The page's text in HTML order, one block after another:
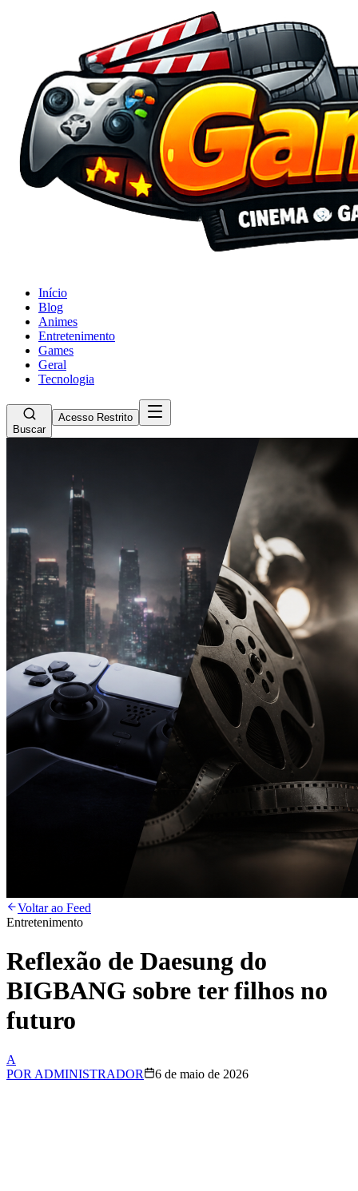
Início
Blog
Animes
Entretenimento
Games
Geral
Tecnologia
Buscar
Acesso Restrito
Voltar ao Feed
Entretenimento
Reflexão de Daesung do
BIGBANG sobre ter filhos no
futuro
A
POR ADMINISTRADOR 6 de maio de 2026